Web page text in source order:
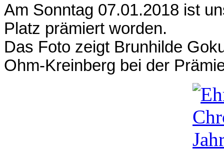
Am Sonntag 07.01.2018 ist
Platz prämiert worden.
Das Foto zeigt Brunhilde
Ohm-Kreinberg bei der